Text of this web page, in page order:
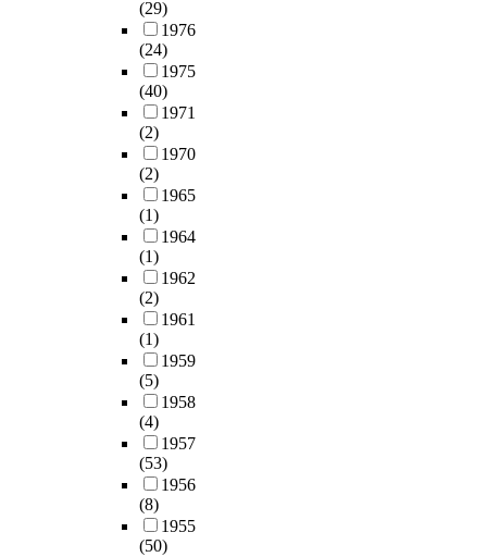
(29)
1976
(24)
1975
(40)
1971
(2)
1970
(2)
1965
(1)
1964
(1)
1962
(2)
1961
(1)
1959
(5)
1958
(4)
1957
(53)
1956
(8)
1955
(50)